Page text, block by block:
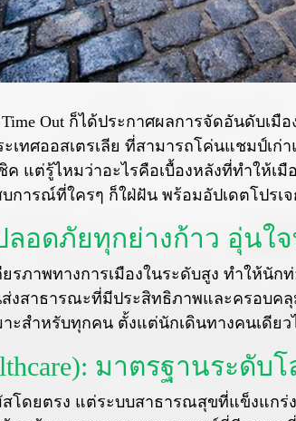
Out ก็ได้ประกาศผลการจัดอันดับเมื
ะเทศออสเตรเลีย ที่สามารถโค่นแชมป์
แต่รู้ไหมว่าอะไรคือเบื้องหลังที่ทำให้เมื
การณ์ที่ใครๆ ก็ใฝ่ฝัน พร้อมอัปเดตโปรเ
ลอดภัยทุกย่างก้าว อุ่นใ
รภาพทางการเมืองในระดับสูง ทำให้นัก
งสาธารณะที่มีประสิทธิภาพและครอบ
ะสำหรับทุกคน ตั้งแต่นักเดินทางคนเดียว
มาตรฐานระดับ
โดยตรง แต่ระบบสาธารณสุขที่แข็งแกร่